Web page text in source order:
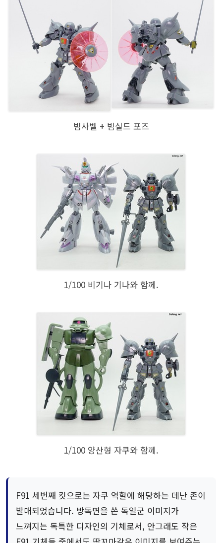
빔사벨 + 빔실드 포즈
1/100 비기나 기나와 함께.
1/100 양산형 자쿠와 함께.
F91 세번째 킷으로는 자쿠 역할에 해당하는 데난 존이
발매되었습니다. 방독면을 쓴 독일군 이미지가
느껴지는 독특한 디자인의 기체로서, 안그래도 작은